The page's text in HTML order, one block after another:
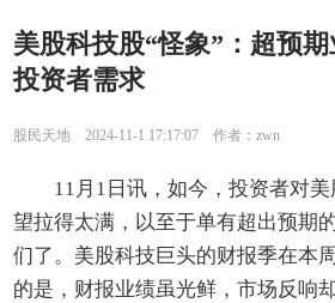
美股科技股“怪象”：超预
投资者需求
股民天地 2024-11-1 17:17:07 作者：zwn
11月1日讯，如今，投资者对
望拉得太满，以至于单有超出预期
们了。美股科技巨头的财报季在本
的是，财报业绩虽光鲜，市场反响却